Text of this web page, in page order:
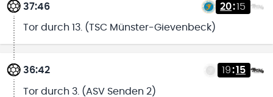
37:46 20:15
Tor durch 13. (TSC Münster-Gievenbeck)
36:42 19:15
Tor durch 3. (ASV Senden 2)